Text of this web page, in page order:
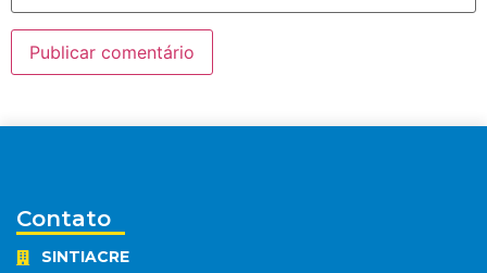
Contato
SINTIACRE